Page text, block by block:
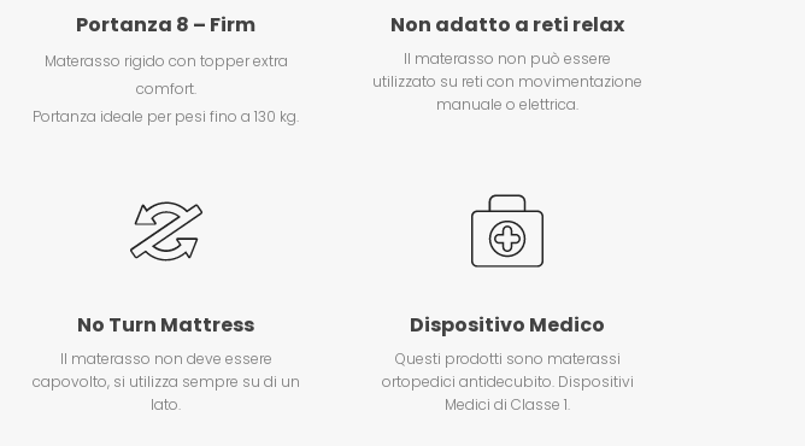
Portanza 8 – Firm
Materasso rigido con topper extra
comfort.
Portanza ideale per pesi fino a 130 kg.
No Turn Mattress
Il materasso non deve essere
capovolto, si utilizza sempre su di un
lato.
Non adatto a reti relax
Il materasso non può essere
utilizzato su reti con movimentazione
manuale o elettrica.
Dispositivo Medico
Questi prodotti sono materassi
ortopedici antidecubito. Dispositivi
Medici di Classe 1.